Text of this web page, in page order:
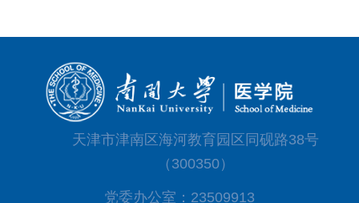
天津市津南区海河教育园区同砚路38号
（300350）
党委办公室：23509913